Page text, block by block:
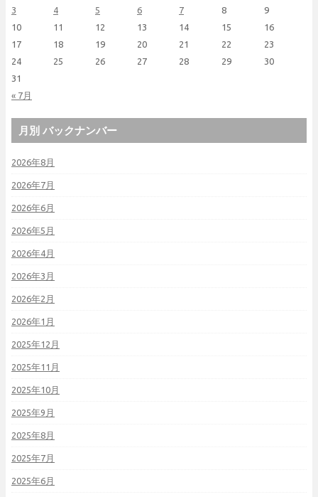
« 7月
3
4 5 6 7 8
9
10
11 12 13 14 15
16
17
18 19 20 21 22
23
24
25 26 27 28 29
30
31
月別 バックナンバー
2026年8月
2026年7月
2026年6月
2026年5月
2026年4月
2026年3月
2026年2月
2026年1月
2025年12月
2025年11月
2025年10月
2025年9月
2025年8月
2025年7月
2025年6月